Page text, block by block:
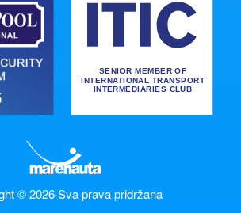
© 2026·Sva prava pridržana